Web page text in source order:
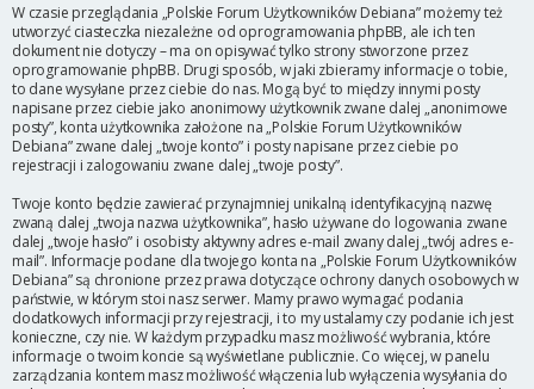
W czasie przeglądania „Polskie Forum Użytkowników Debiana” możemy też
utworzyć ciasteczka niezależne od oprogramowania phpBB, ale ich ten
dokument nie dotyczy – ma on opisywać tylko strony stworzone przez
oprogramowanie phpBB. Drugi sposób, w jaki zbieramy informacje o tobie,
to dane wysyłane przez ciebie do nas. Mogą być to między innymi posty
napisane przez ciebie jako anonimowy użytkownik zwane dalej „anonimowe
posty”, konta użytkownika założone na „Polskie Forum Użytkowników
Debiana” zwane dalej „twoje konto” i posty napisane przez ciebie po
rejestracji i zalogowaniu zwane dalej „twoje posty”.
Twoje konto będzie zawierać przynajmniej unikalną identyfikacyjną nazwę
zwaną dalej „twoja nazwa użytkownika”, hasło używane do logowania zwane
dalej „twoje hasło” i osobisty aktywny adres e-mail zwany dalej „twój adres e-
mail”. Informacje podane dla twojego konta na „Polskie Forum Użytkowników
Debiana” są chronione przez prawa dotyczące ochrony danych osobowych w
państwie, w którym stoi nasz serwer. Mamy prawo wymagać podania
dodatkowych informacji przy rejestracji, i to my ustalamy czy podanie ich jest
konieczne, czy nie. W każdym przypadku masz możliwość wybrania, które
informacje o twoim koncie są wyświetlane publicznie. Co więcej, w panelu
zarządzania kontem masz możliwość włączenia lub wyłączenia wysyłania do